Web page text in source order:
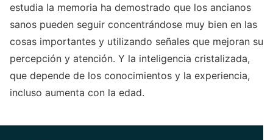
estudia la memoria ha demostrado que los ancianos
sanos pueden seguir concentrándose muy bien en las
cosas importantes y utilizando señales que mejoran su
percepción y atención. Y la inteligencia cristalizada,
que depende de los conocimientos y la experiencia,
incluso aumenta con la edad.